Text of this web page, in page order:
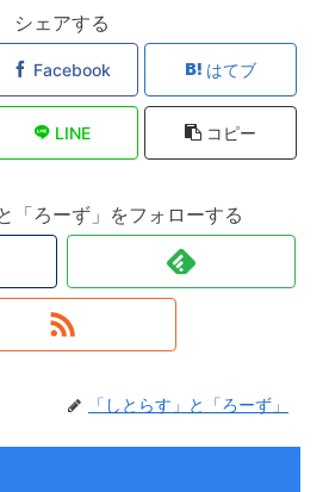
シェアする
Facebook はてブ
LINE コピー
「ろーず」をフォローする
「しとらす」と「ろーず」